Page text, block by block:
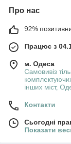
Про нас
92%
Працює з
м. Одеса
Самовивіз
інших міст,
Контакти
Сьогодні
Показати